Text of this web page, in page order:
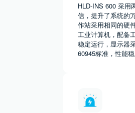
HLD-INS 600 采用
信，提升了系统的
作站采用相同的硬
工业计算机，配备
稳定运行，显示器
60945标准，性能稳